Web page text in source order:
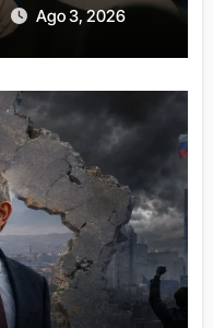
Ago 3, 2026